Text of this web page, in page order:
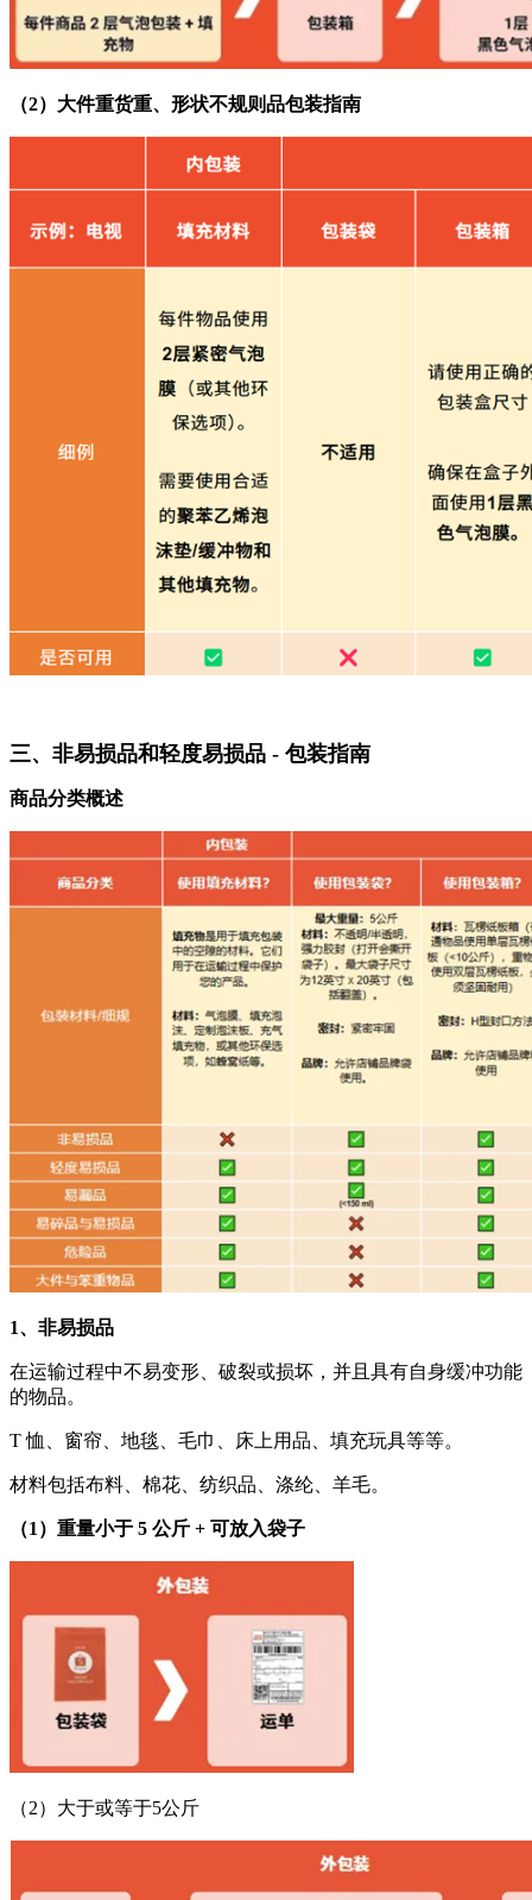
（2）大件重货重、形状不规则品包装指南
三、 非易损品和轻度易损品 - 包装指南
商品分类概述
1、非易损品
在运输过程中不易变形、破裂或损坏，并且具有自身缓冲功能
的物品。
T 恤、窗帘、地毯、毛巾、床上用品、填充玩具等等。
材料包括布料、棉花、纺织品、涤纶、羊毛。
（1）重量小于 5 公斤 + 可放入袋子
（2）大于或等于5公斤